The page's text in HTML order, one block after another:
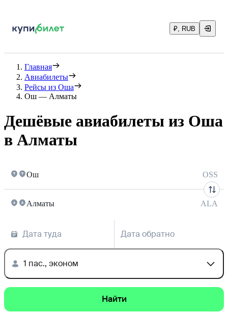
₽, RUB
Главная
Авиабилеты
Рейсы из Оша
Ош — Алматы
Дешёвые авиабилеты из Оша
в Алматы
Ош OSS
Алматы ALA
Дата туда Дата обратно
1 пас., эконом
Найти